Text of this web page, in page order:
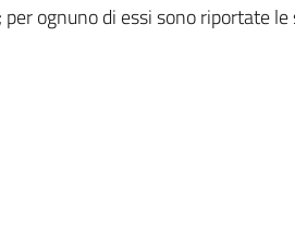
ognuno di essi sono riportate